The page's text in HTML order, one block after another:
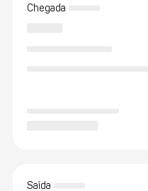
Chegada
Saída